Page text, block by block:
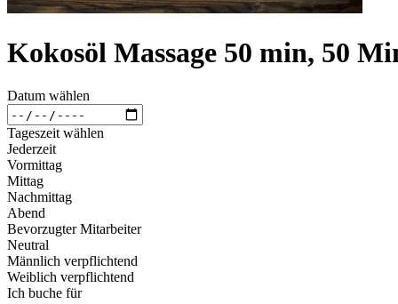
Kokosöl Massage 50 min, 50
Datum wählen
Tageszeit wählen
Jederzeit
Vormittag
Mittag
Nachmittag
Abend
Bevorzugter Mitarbeiter
Neutral
Männlich verpflichtend
Weiblich verpflichtend
Ich buche für